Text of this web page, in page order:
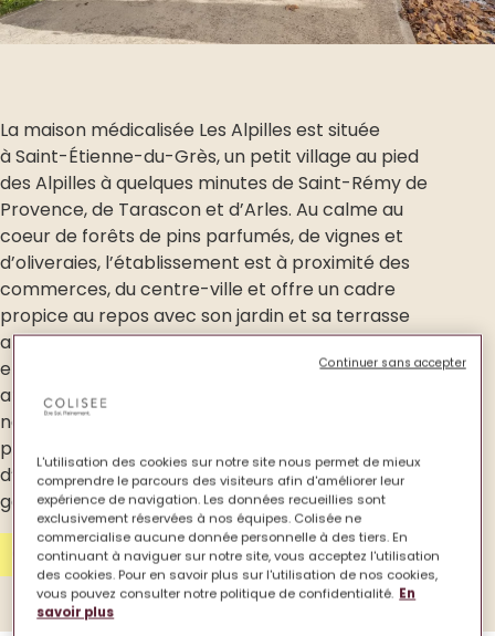
La maison médicalisée Les Alpilles est située
à Saint-Étienne-du-Grès, un petit village au pied
des Alpilles à quelques minutes de Saint-Rémy de
Provence, de Tarascon et d’Arles. Au calme au
coeur de forêts de pins parfumés, de vignes et
d’oliveraies, l’établissement est à proximité des
commerces, du centre-ville et offre un cadre
propice au repos avec son jardin et sa terrasse
aménagée. Nous accueillons 84 habitants dont 28
en unité protégée. N’hésitez pas à nous contacter
afin de convenir d’un rendez-vous. Lors de la visite,
nous vous informerons sur les prestations
proposées, notamment le programme
d’animation diversifié : gymnastique douce, chi
gong, escrime, atelier mémoire, cinéma !
Contactez-nous
L'utilisation des cookies sur notre site nous permet de mieux
comprendre le parcours des visiteurs afin d'améliorer leur
expérience de navigation. Les données recueillies sont
exclusivement réservées à nos équipes. Colisée ne
commercialise aucune donnée personnelle à des tiers. En
continuant à naviguer sur notre site, vous acceptez l'utilisation
des cookies. Pour en savoir plus sur l'utilisation de nos cookies,
vous pouvez consulter notre politique de confidentialité. En
savoir plus
Continuer sans accepter